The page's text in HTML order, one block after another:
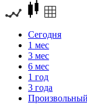
Сегодня
1 мес
3 мес
6 мес
1 год
3 года